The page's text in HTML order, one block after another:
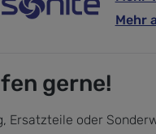
Mehr
gerne!
Ersatzteile oder